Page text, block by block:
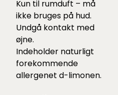
Kun til rumduft – må
ikke bruges på hud.
Undgå kontakt med
øjne.
Indeholder naturligt
forekommende
allergenet d-limonen.